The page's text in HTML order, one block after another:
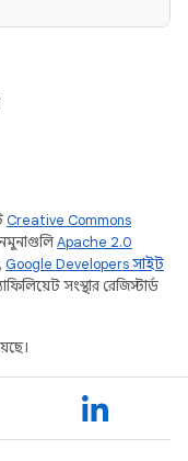
Creative Commons
Apache 2.0
Google Developers সাইট
সংস্থার রেজিস্টার্ড